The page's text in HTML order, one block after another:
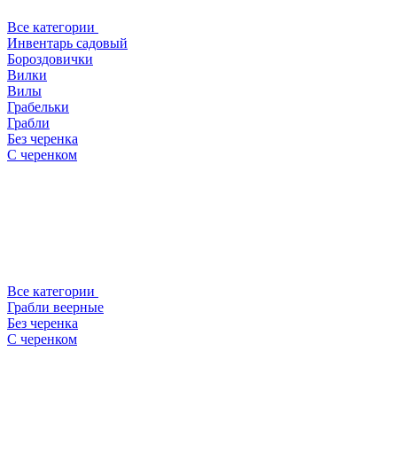
Все категории
Инвентарь садовый
Бороздовички
Вилки
Вилы
Грабельки
Грабли
Без черенка
С черенком
Все категории
Грабли веерные
Без черенка
С черенком